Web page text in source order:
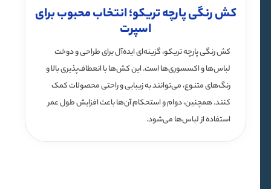
کش رنگی پارچه تریکو؛ انتخاب محبوب برای
اسپرت
کش رنگی پارچه تریکو، گزینه‌ای ایده‌آل برای طراحی و دوخت
لباس‌ها و اکسسوری‌ها است. این کش‌ها با انعطاف‌پذیری بالا و
رنگ‌های متنوع، می‌توانند به زیبایی و راحتی محصولات کمک
کنند. همچنین، دوام و استحکام آن‌ها باعث افزایش طول عمر
استفاده از لباس‌ها می‌شود.